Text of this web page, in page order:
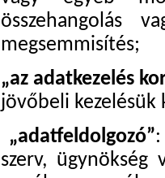
összehangolás
megsemmisítés;
„az adatkezelés
jövőbeli kezelésük
„adatfeldolgozó”
szerv, ügynökség